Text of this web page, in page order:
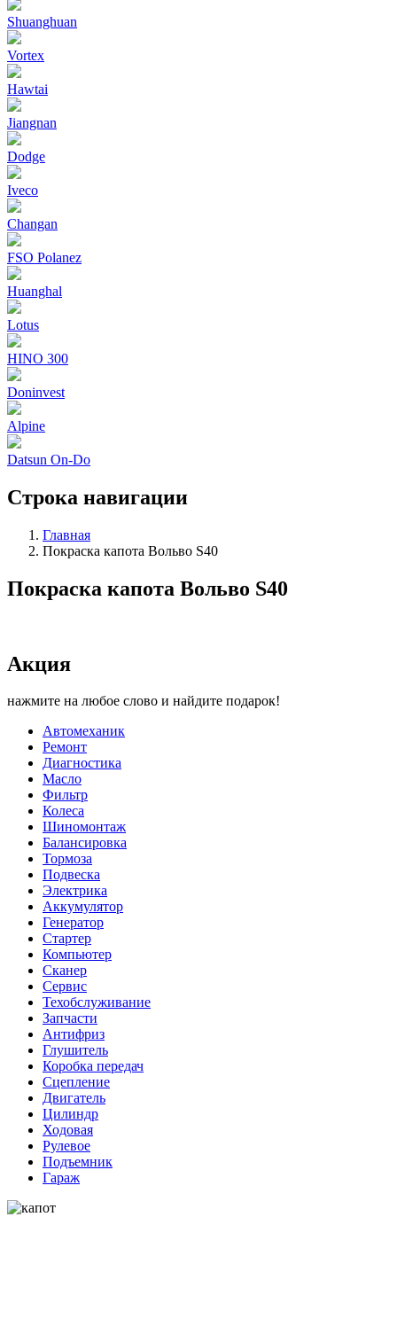
Shuanghuan
Vortex
Hawtai
Jiangnan
Dodge
Iveco
Changan
FSO Polanez
Huanghal
Lotus
HINO 300
Doninvest
Alpine
Datsun On-Do
Строка навигации
Главная
Покраска капота Вольво S40
Покраска капота Вольво S40
Акция
нажмите на любое слово и найдите подарок!
Автомеханик
Ремонт
Диагностика
Масло
Фильтр
Колеса
Шиномонтаж
Балансировка
Тормоза
Подвеска
Электрика
Аккумулятор
Генератор
Стартер
Компьютер
Сканер
Сервис
Техобслуживание
Запчасти
Антифриз
Глушитель
Коробка передач
Сцепление
Двигатель
Цилиндр
Ходовая
Рулевое
Подъемник
Гараж